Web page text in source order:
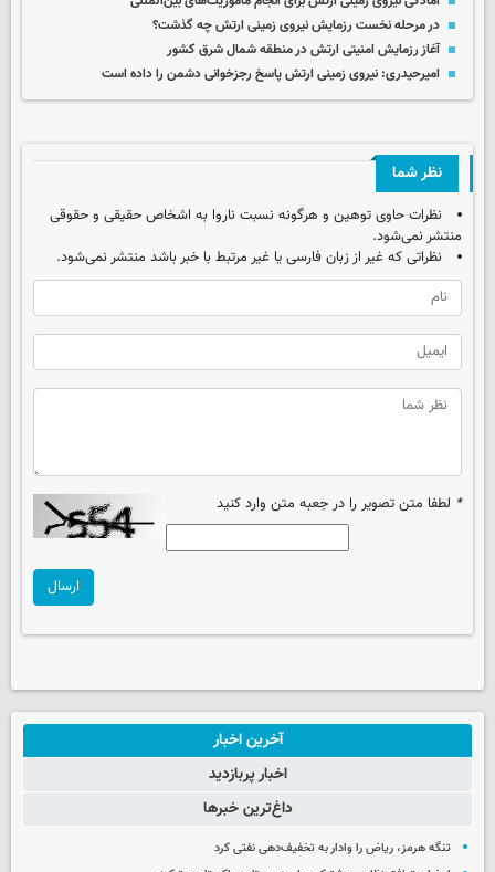
در مرحله نخست رزمایش نیروی زمینی ارتش چه گذشت؟
آغاز رزمایش امنیتی ارتش در منطقه شمال شرق کشور
امیرحیدری: نیروی زمینی ارتش پاسخ رجزخوانی دشمن را داده است
نظر شما
نظرات حاوی توهین و هرگونه نسبت ناروا به اشخاص حقیقی و حقوقی
منتشر نمی‌شود.
نظراتی که غیر از زبان فارسی یا غیر مرتبط با خبر باشد منتشر نمی‌شود.
* لطفا متن تصویر را در جعبه متن وارد کنید
ارسال
آخرین اخبار
اخبار پربازدید
داغ‌ترین خبرها
تنگه هرمز، ریاض را وادار به تخفیف‌دهی نفتی کرد